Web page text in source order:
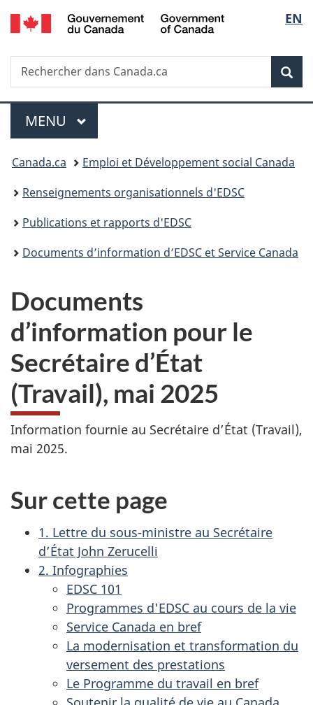
Passer
au
principal
Passer
à
Au
du
Passer
à
version
simplifiée
de
la
EN
Recherche
Rechercher
dans
Menu
MENU PRINCIPAL
Vous
êtes
ici :
Canada.ca
Emploi et Développement social Canada
Renseignements organisationnels d'EDSC
Publications et rapports d'EDSC
Documents d’information d’EDSC et Service Canada
Documents
d’information pour le
Secrétaire d’État
(Travail), mai 2025
Information fournie au Secrétaire d’État (Travail),
mai 2025.
Sur cette page
1. Lettre du sous-ministre au Secrétaire
d’État John Zerucelli
2. Infographies
EDSC 101
Programmes d'EDSC au cours de la vie
Service Canada en bref
La modernisation et transformation du
versement des prestations
Le Programme du travail en bref